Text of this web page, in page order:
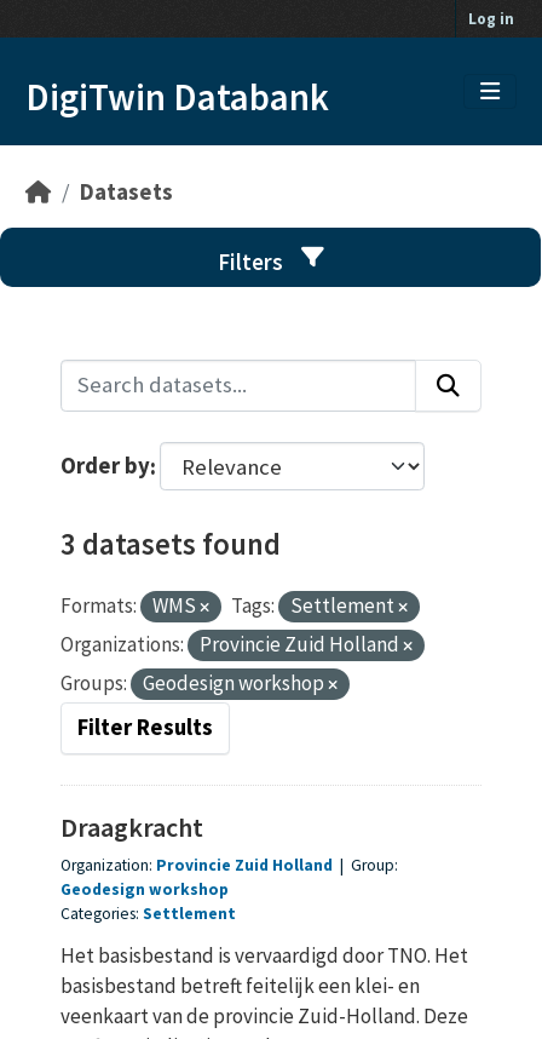
Log in
DigiTwin Databank
Datasets
Filters
Order by
3 datasets found
Formats: WMS Tags:
Settlement
Organizations:
Provincie Zuid Holland
Groups:
Geodesign workshop
Filter Results
Draagkracht
Organization: Provincie Zuid Holland | Group:
Geodesign workshop
Categories: Settlement
Het basisbestand is vervaardigd door TNO. Het
basisbestand betreft feitelijk een klei- en
veenkaart van de provincie Zuid-Holland. Deze